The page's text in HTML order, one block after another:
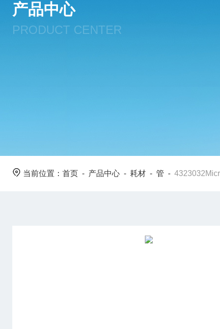
产品中心
PRODUCT CENTER
当前位置： 首页 - 产品中心 - 耗材 - 管 -